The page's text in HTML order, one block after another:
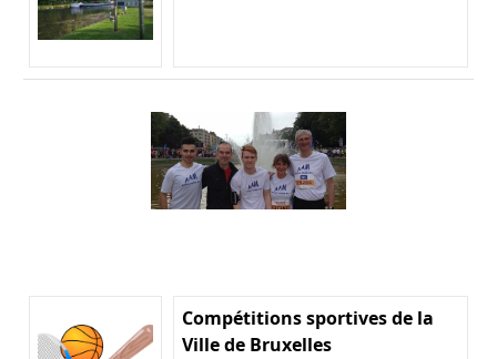
Compétitions sportives de la
Ville de Bruxelles